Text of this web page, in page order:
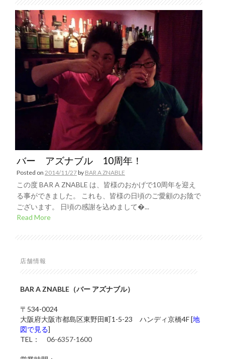
バー アズナブル 10周年！
Posted on 2014/11/27by BAR A ZNABLE
この度 BAR A ZNABLE は、皆様のおかげで10周年を迎え
る事ができました。 これも、皆様の日頃のご愛顧のお陰で
ございます。 日頃の感謝を込めまして�...
Read More
店舗情報
BAR A ZNABLE（バー アズナブル）
〒534-0024
大阪府大阪市都島区東野田町1-5-23 ハンディ京橋4F [地
図で見る]
TEL： 06-6357-1600